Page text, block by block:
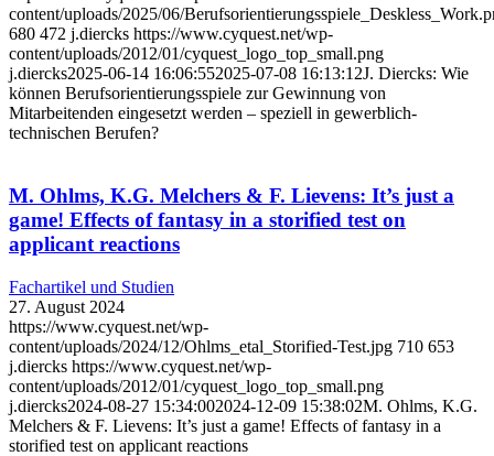
content/uploads/2025/06/
680 472 j.diercks https://www.cyquest.net/wp-
content/uploads/2012/01/cyquest_logo_top_small.png
j.diercks2025-06-14 16:06:552025-07-08 16:13:12J. Diercks: Wie
können Berufsorientierungsspiele zur Gewinnung von
Mitarbeitenden eingesetzt werden – speziell in gewerblich-
technischen Berufen?
M. Ohlms, K.G. Melchers & F. Lievens: It’s just a
game! Effects of fantasy in a storified test on
applicant reactions
Fachartikel und Studien
27. August 2024
https://www.cyquest.net/wp-
content/uploads/2024/12/Ohlms_etal_Storified-Test.jpg 710 653
j.diercks https://www.cyquest.net/wp-
content/uploads/2012/01/cyquest_logo_top_small.png
j.diercks2024-08-27 15:34:002024-12-09 15:38:02M. Ohlms, K.G.
Melchers & F. Lievens: It’s just a game! Effects of fantasy in a
storified test on applicant reactions